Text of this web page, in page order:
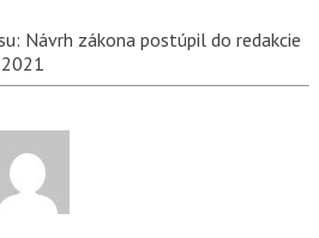
Návrh zákona postúpil do redakcie